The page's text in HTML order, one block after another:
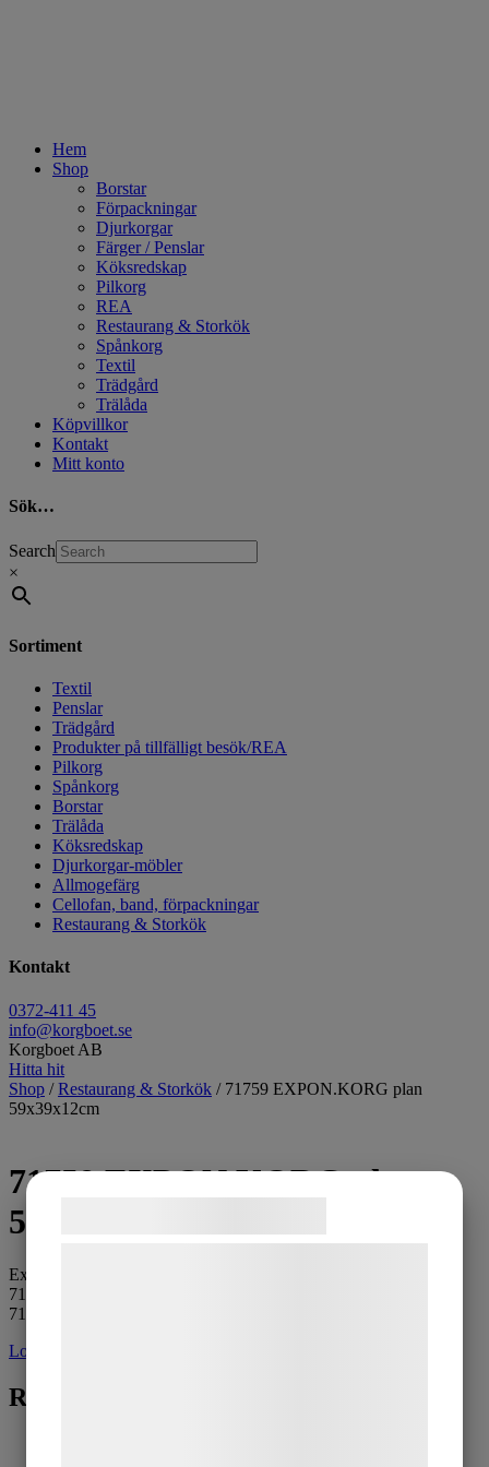
Hem
Shop
Borstar
Förpackningar
Djurkorgar
Färger / Penslar
Köksredskap
Pilkorg
REA
Restaurang & Storkök
Spånkorg
Textil
Trädgård
Trälåda
Köpvillkor
Kontakt
Mitt konto
Sök…
Search
×
Sortiment
Textil
Penslar
Trädgård
Produkter på tillfälligt besök/REA
Pilkorg
Spånkorg
Borstar
Trälåda
Köksredskap
Djurkorgar-möbler
Allmogefärg
Cellofan, band, förpackningar
Restaurang & Storkök
Kontakt
0372-411 45
info@korgboet.se
Korgboet AB
Hitta hit
Shop /Restaurang & Storkök / 71759 EXPON.KORG plan
59x39x12cm
71759 EXPON.KORG plan
59x39x12cm
Exponeringskorg, plan
71759 59x40x12
71788 89x40x15cm
Logga in för pris
Relaterade produkter